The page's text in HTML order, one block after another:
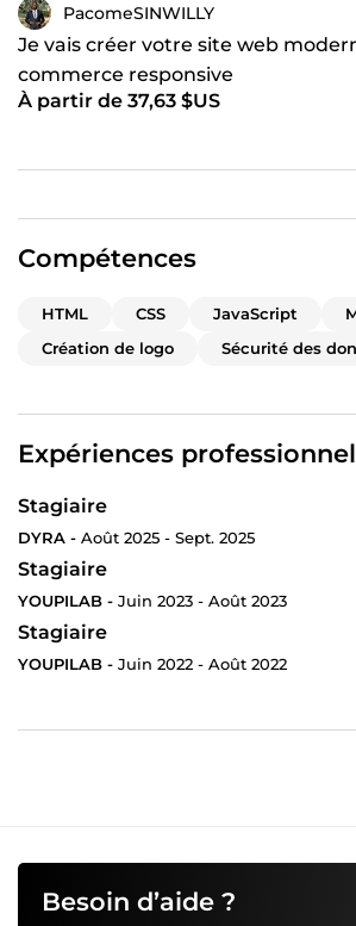
PacomeSINWILLY
Je vais créer votre site web
commerce responsive
À partir de 37,63 $US
Compétences
HTML CSS JavaScript
Création de logo
Sécurité des
Expériences
Stagiaire
DYRA - Août 2025 - Sept. 2025
Stagiaire
YOUPILAB - Juin 2023 - Août 2023
Stagiaire
YOUPILAB - Juin 2022 - Août 2022
Besoin d’aide ?